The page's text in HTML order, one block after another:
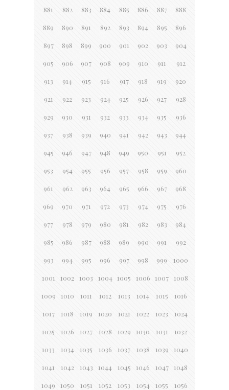
881 882 883 884 885 886 887 888
889 890 891 892 893 894 895 896
897 898 899 900 901 902 903 904
905 906 907 908 909 910 911 912
913 914 915 916 917 918 919 920
921 922 923 924 925 926 927 928
929 930 931 932 933 934 935 936
937 938 939 940 941 942 943 944
945 946 947 948 949 950 951 952
953 954 955 956 957 958 959 960
961 962 963 964 965 966 967 968
969 970 971 972 973 974 975 976
977 978 979 980 981 982 983 984
985 986 987 988 989 990 991 992
993 994 995 996 997 998 999 1000
1001 1002 1003 1004 1005 1006 1007 1008
1009 1010 1011 1012 1013 1014 1015 1016
1017 1018 1019 1020 1021 1022 1023 1024
1025 1026 1027 1028 1029 1030 1031 1032
1033 1034 1035 1036 1037 1038 1039 1040
1041 1042 1043 1044 1045 1046 1047 1048
1049 1050 1051 1052 1053 1054 1055 1056